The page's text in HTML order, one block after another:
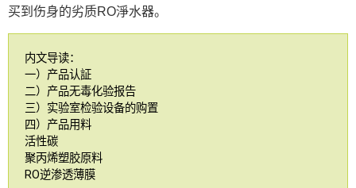
买到伤身的劣质RO淨水器。
内文导读：
一）产品认証
二）产品无毒化验报告
三）实验室检验设备的购置
四）产品用料
活性碳
聚丙烯塑胶原料
RO逆渗透薄膜